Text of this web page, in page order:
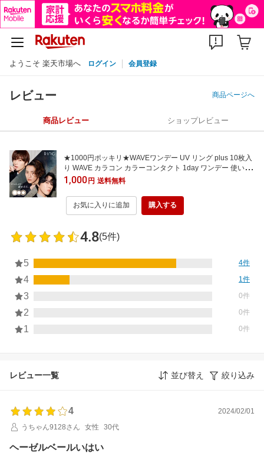
ようこそ 楽天市場へ ログイン 会員登録
レビュー 商品ページへ
商品レビュー ショップレビュー
★1000円ポッキリ★WAVEワンデー UV リング plus 10枚入
り WAVE カラコン カラーコンタクト 1day ワンデー 使い捨
て 度あり 度なし ナチュラル カラーコンタクトレンズ 14.0
UVカット付 サークル
1,000円 送料無料
お気に入りに追加 購入する
4.8(5件)
5 4件
4 1件
3 0件
2 0件
1 0件
レビュー一覧 並び替え 絞り込み
4
2024/02/01
うちゃん9128さん
女性 30代
ヘーゼルベールいはい